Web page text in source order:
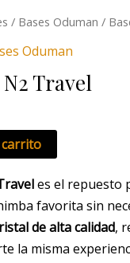
/ Bases Oduman /
Oduman
Travel
es el repuesto
favorita sin
de alta calidad,
la misma